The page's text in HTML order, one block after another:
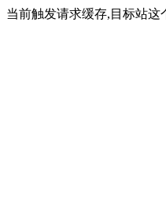
当前触发请求缓存,目标站